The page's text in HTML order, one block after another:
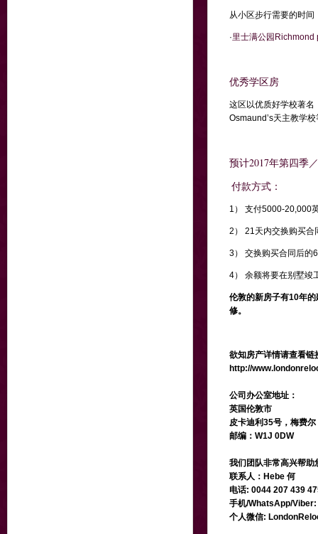
从小区步行需要的时
·里士满公园Richmond
优秀学区房
这区以优质好学校著名
Osmaund’s天主教学
预计2017年第四季
付款方式：
1） 支付5000-20,000
2） 21天内交换购买合
3） 交换购买合同后的6
4） 余额将要在别墅竣
伦敦的新房子有10年
修。
欲知房产详情请查看链
http://
公司办公室地址：
英国伦敦市
皮卡迪利35号，梅费尔
邮编：W1J 0DW
我们团队非常高兴帮助
联系人：Hebe 何
电话: 0044 207 439
手机/WhatsApp/
个人微信: